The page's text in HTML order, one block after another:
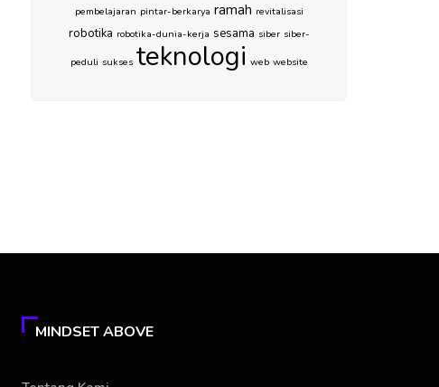
pembelajaran pintar-berkarya ramah revitalisasi
robotika robotika-dunia-kerja sesama siber siber-
peduli sukses teknologi web website
MINDSET ABOVE